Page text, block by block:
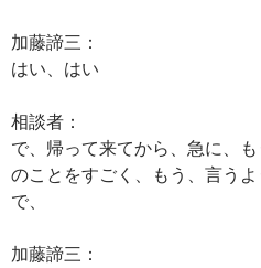
加藤諦三：
はい、はい
相談者：
で、帰って来てから、急に、
のことをすごく、もう、言うよ
で、
加藤諦三：